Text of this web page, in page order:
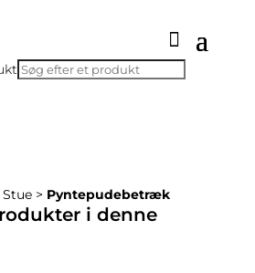
Stue> Pyntepudebetræk
i denne